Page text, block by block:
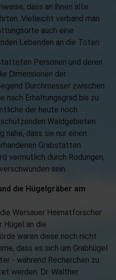
dass an ihnen alte
Vielleicht verband man
auch eine
Lebenden an die Toten.
Personen und deren
Dimensionen der
Durchmesser zwischen
nach Erhaltungsgrad bis zu
der heute noch
Waldgebieten
nahe, dass sie nur einen
Grabstätten
vermutlich durch Rodungen,
sein.
die Hügelgräber am
Wersauer Heimatforscher
Hügel an die
waren diese noch nicht
dass es sich um Grabhügel
- während Recherchen zu
werden. Dr. Walther